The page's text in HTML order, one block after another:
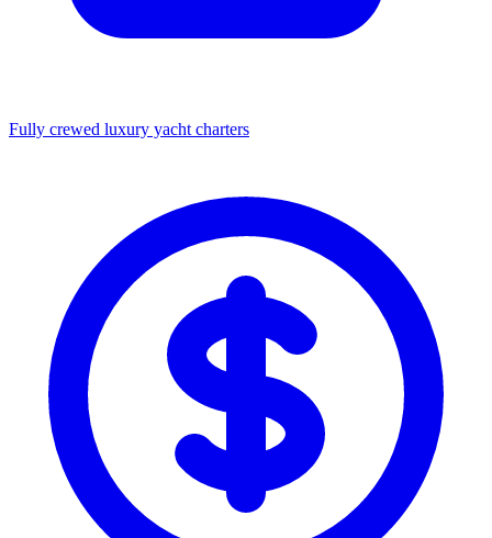
Fully crewed luxury yacht charters